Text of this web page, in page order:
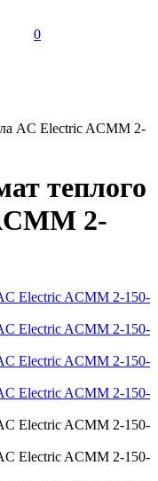
0
AC Electric ACMM 2-
теплого
2-